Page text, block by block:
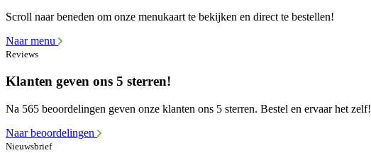
Scroll naar beneden om onze menukaart te bekijken en direct te bestellen!
Naar menu
Reviews
Klanten geven ons 5 sterren!
Na 565 beoordelingen geven onze klanten ons 5 sterren. Bestel en ervaar het zelf!
Naar beoordelingen
Nieuwsbrief